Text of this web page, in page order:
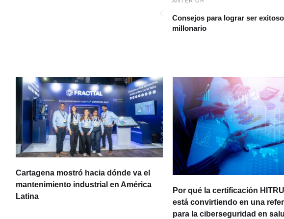
Consejos para lograr ser
millonario
Cartagena mostró hacia dónde va el
mantenimiento industrial en América
Latina
Por qué la certificación
está convirtiendo en una
para la ciberseguridad en